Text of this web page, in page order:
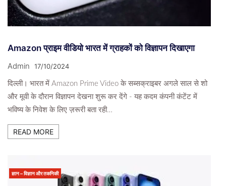
Amazon प्राइम वीडियो भारत में ग्राहकों को विज्ञापन दिखाएगा
Admin 17/10/2024
दिल्ली। भारत में Amazon Prime Video के सब्सक्राइबर अगले साल से शो
और मूवी के दौरान विज्ञापन देखना शुरू कर देंगे - यह कदम कंपनी कंटेंट में
भविष्य के निवेश के लिए ज़रूरी बता रही…
READ MORE
ज्ञान – विज्ञान और तकनिकी